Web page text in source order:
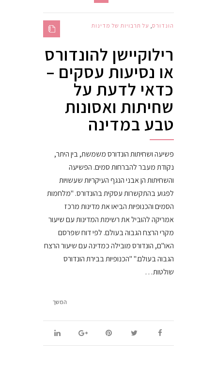
הונדורס על תרבויות של מדינות
רילוקיישן להונדורס
או נסיעות עסקים –
כדאי לדעת על
שחיתות ואסונות
טבע במדינה
פשיעה ושחיתות הונדורס משמשת, בין היתר,
נקודת מעבר להברחות סמים. הפשיעה
והשחיתות הן אבני הנגף העיקריות שעשויות
לפגוע בהתקשרות עסקית בהונדורס. "מלחמות
הסמים והכנופיות הביאו את מדינות מרכז
אמריקה להוביל את רשימת המדינות עם שיעור
מקרי הרצח הגבוה בעולם. לפי דוח שפרסם
האו"ם, הונדורס מובילה כמדינה עם שיעור הרצח
הגבוה בעולם." "הכנופיות בבירת הונדורס
שולטות…
המשך